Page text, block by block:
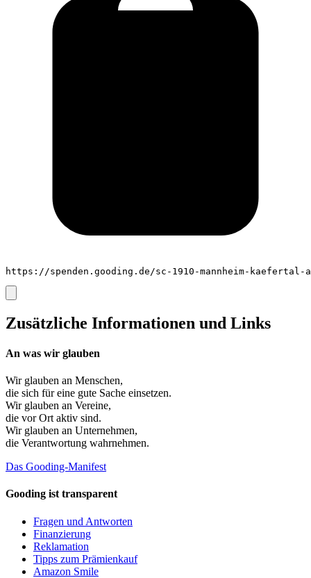
https://spenden.gooding.de/sc-1910-mannheim-kaefertal-
Zusätzliche Informationen und Links
An was wir glauben
Wir glauben an Menschen,
die sich für eine gute Sache einsetzen.
Wir glauben an Vereine,
die vor Ort aktiv sind.
Wir glauben an Unternehmen,
die Verantwortung wahrnehmen.
Das Gooding-Manifest
Gooding ist transparent
Fragen und Antworten
Finanzierung
Reklamation
Tipps zum Prämienkauf
Amazon Smile